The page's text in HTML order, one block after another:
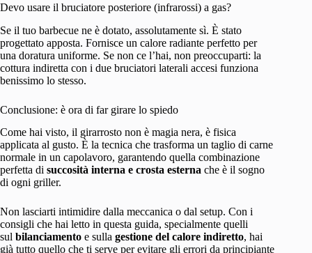
Devo usare il bruciatore posteriore (infrarossi) a gas?
Se il tuo barbecue ne è dotato, assolutamente sì. È stato
progettato apposta. Fornisce un calore radiante perfetto per
una doratura uniforme. Se non ce l’hai, non preoccuparti: la
cottura indiretta con i due bruciatori laterali accesi funziona
benissimo lo stesso.
Conclusione: è ora di far girare lo spiedo
Come hai visto, il girarrosto non è magia nera, è fisica
applicata al gusto. È la tecnica che trasforma un taglio di carne
normale in un capolavoro, garantendo quella combinazione
perfetta di succosità interna e crosta esterna che è il sogno
di ogni griller.
Non lasciarti intimidire dalla meccanica o dal setup. Con i
consigli che hai letto in questa guida, specialmente quelli
sul bilanciamento e sulla gestione del calore indiretto, hai
già tutto quello che ti serve per evitare gli errori da principiante